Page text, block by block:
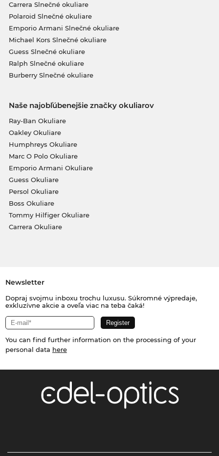
Carrera Slnečné okuliare
Polaroid Slnečné okuliare
Emporio Armani Slnečné okuliare
Michael Kors Slnečné okuliare
Guess Slnečné okuliare
Ralph Slnečné okuliare
Burberry Slnečné okuliare
Naše najobľúbenejšie značky okuliarov
Ray-Ban Okuliare
Oakley Okuliare
Humphreys Okuliare
Marc O Polo Okuliare
Emporio Armani Okuliare
Guess Okuliare
Persol Okuliare
Boss Okuliare
Tommy Hilfiger Okuliare
Carrera Okuliare
Newsletter
Dopraj svojmu inboxu trochu luxusu. Súkromné výpredaje,
exkluzívne akcie a oveľa viac na teba čaká!
You can find further information on the processing of your
personal data here